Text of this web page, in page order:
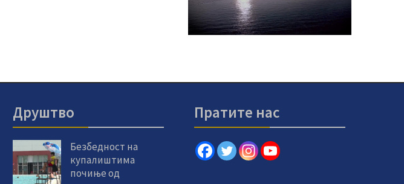
Друштво
Безбедност на
купалиштима
почиње од
Пратите нас